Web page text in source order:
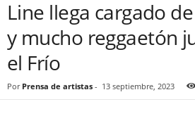
Line llega cargado
y mucho reggaetón
el Frío
Por Prensa de artistas - 13 septiembre, 2023